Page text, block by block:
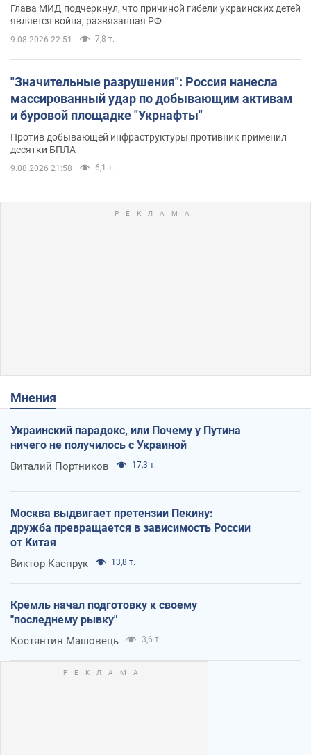
Глава МИД подчеркнул, что причиной гибели украинских детей
является война, развязанная РФ
9.08.2026 22:51 7,8 т.
"Значительные разрушения": Россия нанесла
массированный удар по добывающим активам
и буровой площадке "Укрнафты"
Против добывающей инфраструктуры противник применил
десятки БПЛА
9.08.2026 21:58 6,1 т.
Мнения
Украинский парадокс, или Почему у Путина
ничего не получилось с Украиной
Виталий Портников 17,3 т.
Москва выдвигает претензии Пекину:
дружба превращается в зависимость России
от Китая
Виктор Каспрук 13,8 т.
Кремль начал подготовку к своему
"последнему рывку"
Костянтин Машовець 3,6 т.